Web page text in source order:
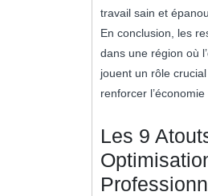
travail sain et
En conclusion, les
dans une région où
jouent un rôle
renforcer
Les 9